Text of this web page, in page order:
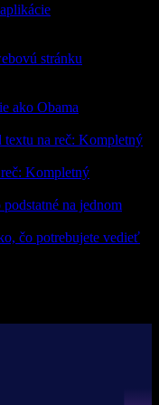
stránku
ako Obama
textu na reč: Kompletný
Kompletný
na jednom
čo potrebujete vedieť